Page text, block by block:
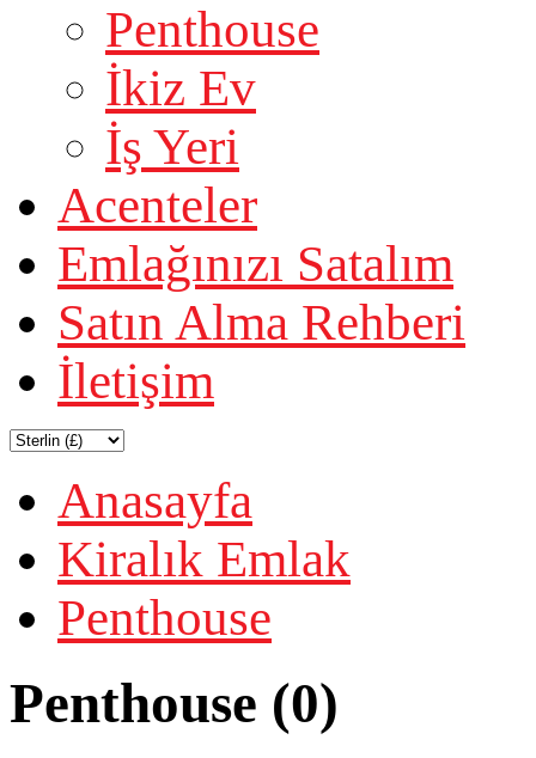
Penthouse
İkiz Ev
İş Yeri
Acenteler
Emlağınızı Satalım
Satın Alma Rehberi
İletişim
Anasayfa
Kiralık Emlak
Penthouse
Penthouse (0)